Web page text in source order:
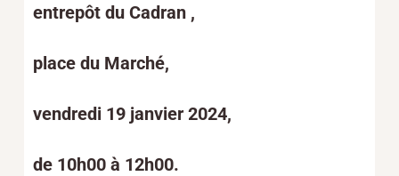
entrepôt du Cadran ,
place du Marché,
vendredi 19 janvier 2024,
de 10h00 à 12h00.